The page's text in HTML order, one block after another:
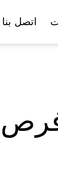
اتصل بنا